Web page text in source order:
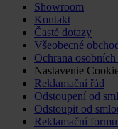
Showroom
Kontakt
Časté dotazy
Všeobecné
Ochrana
Nastavenie
Reklamační řád
Odstoupení od
Odstoupit od
Reklamační